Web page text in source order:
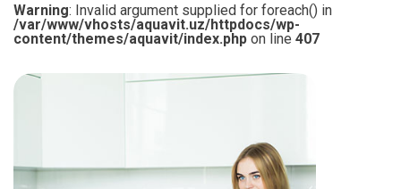
Warning: Invalid argument supplied for foreach() in
/var/www/vhosts/aquavit.uz/httpdocs/wp-
content/themes/aquavit/index.php on line 407